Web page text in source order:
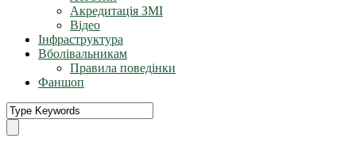
Акредитація ЗМІ
Відео
Інфраструктура
Вболівальникам
Правила поведінки
Фаншоп